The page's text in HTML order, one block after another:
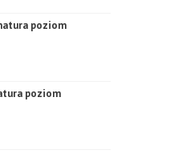
poziom
poziom